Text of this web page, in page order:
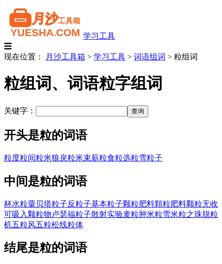
学习工具
☰
现在位置：
月沙工具箱 > 学习工具 > 词语组词 > 粒组词
粒组词、词语粒字组词
关键字：
开头是粒的词语
粒度粒间粒米狼戾粒米束薪粒食粒选粒雪粒子
中间是粒的词语
杯水粒粟贝塔粒子反粒子基本粒子颗粒肥料顆粒肥料颗粒无收
可吸入颗粒物卢瑟福粒子散射实验麦粒肿米粒雪米粒之珠脱粒
机五粒风五粒松线粒体
结尾是粒的词语